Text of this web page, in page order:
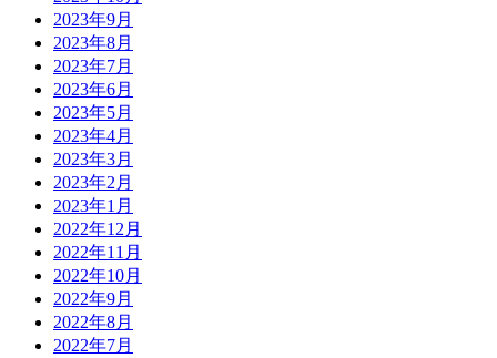
2023年9月
2023年8月
2023年7月
2023年6月
2023年5月
2023年4月
2023年3月
2023年2月
2023年1月
2022年12月
2022年11月
2022年10月
2022年9月
2022年8月
2022年7月